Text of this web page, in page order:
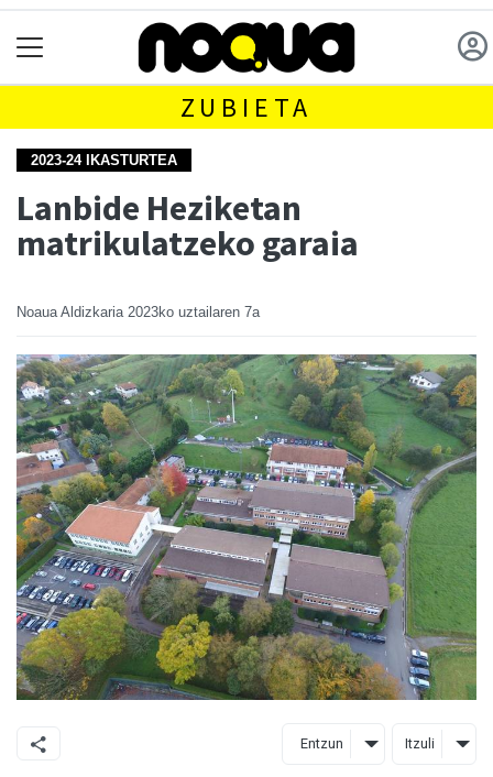
ZUBIETA
2023-24 IKASTURTEA
Lanbide Heziketan
matrikulatzeko garaia
Noaua Aldizkaria 2023ko uztailaren 7a
Entzun Itzuli